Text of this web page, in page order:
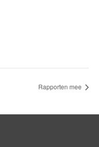
Rapporten mee